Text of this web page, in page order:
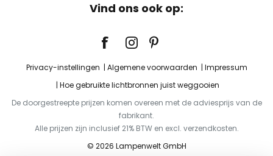
Vind ons ook op:
Privacy-instellingen Algemene voorwaarden
Impressum
Hoe gebruikte lichtbronnen juist weggooien
De doorgestreepte prijzen komen overeen met de adviesprijs van de
fabrikant.
Alle prijzen zijn inclusief 21% BTW en excl. verzendkosten.
© 2026 Lampenwelt GmbH